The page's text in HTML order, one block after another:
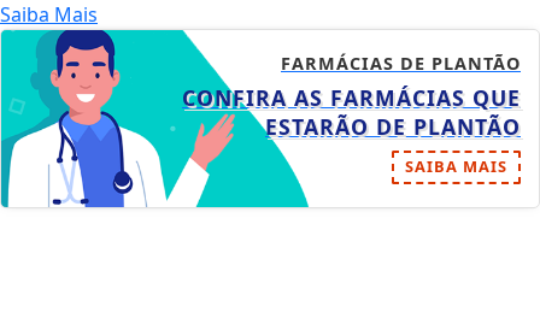
Saiba Mais
FARMÁCIAS DE PLANTÃO
CONFIRA AS FARMÁCIAS QUE
ESTARÃO DE PLANTÃO
SAIBA MAIS